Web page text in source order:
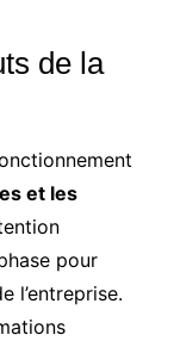
de la
et les
pour
l’entreprise.